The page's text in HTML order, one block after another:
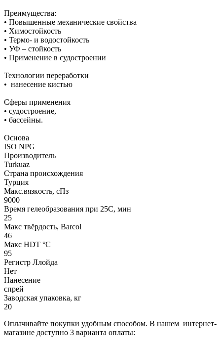
Преимущества:
• Повышенные механические свойства
• Химостойкость
• Термо- и водостойкость
• УФ – стойкость
• Применение в судостроении
Технологии переработки
• нанесение кистью
Сферы применения
• судостроение,
• бассейны.
Основа
ISO NPG
Производитель
Turkuaz
Страна происхождения
Турция
Макс.вязкoсть, сПз
9000
Время гелеобразования при 25С, мин
25
Макс твёрдость, Barcol
46
Макс HDT °С
95
Регистр Ллойда
Нет
Нанесение
спрей
Заводская упаковка, кг
20
Оплачивайте покупки удобным способом. В нашем интернет-
магазине доступно 3 варианта оплаты: